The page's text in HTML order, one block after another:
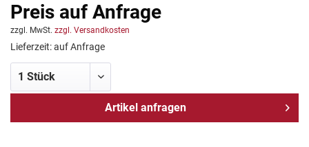
Preis auf Anfrage
zzgl. MwSt. zzgl. Versandkosten
Lieferzeit: auf Anfrage
Artikel anfragen